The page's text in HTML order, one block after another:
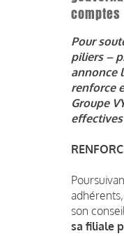
comptes
Pour
piliers –
annonce
renforce
Groupe
effectives
son
sa filiale